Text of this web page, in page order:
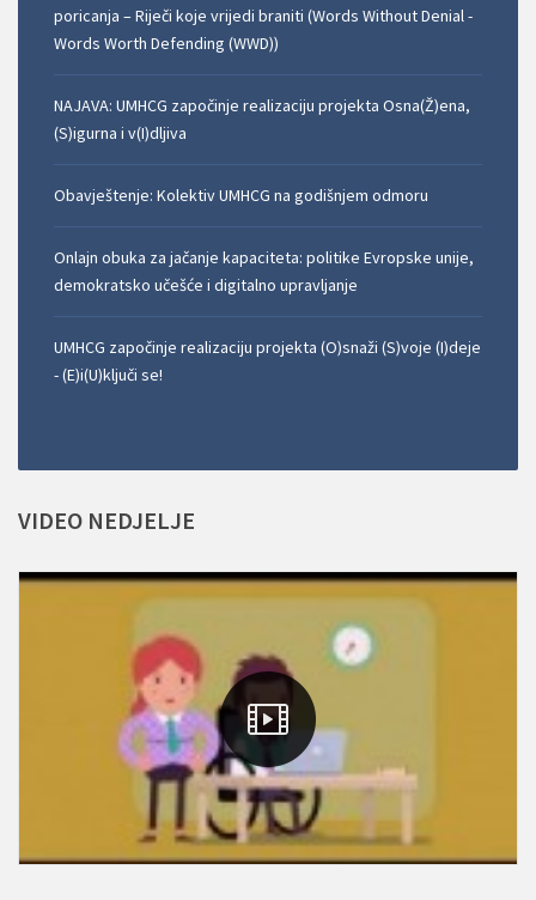
poricanja – Riječi koje vrijedi braniti (Words Without Denial -
Words Worth Defending (WWD))
NAJAVA: UMHCG započinje realizaciju projekta Osna(Ž)ena,
(S)igurna i v(I)dljiva
Obavještenje: Kolektiv UMHCG na godišnjem odmoru
Onlajn obuka za jačanje kapaciteta: politike Evropske unije,
demokratsko učešće i digitalno upravljanje
UMHCG započinje realizaciju projekta (O)snaži (S)voje (I)deje
- (E)i(U)ključi se!
VIDEO NEDJELJE